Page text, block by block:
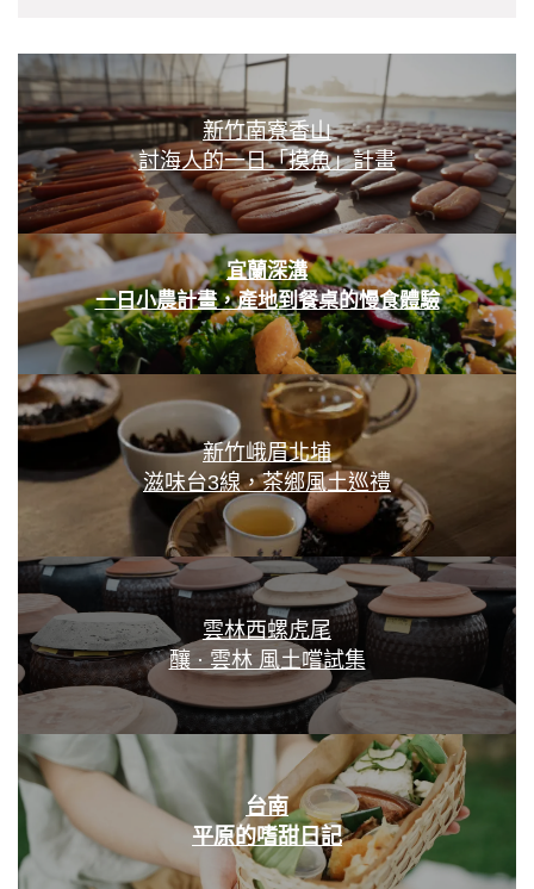
新竹南寮香山
討海人的一日「摸魚」計畫
宜蘭深溝
一日小農計畫，產地到餐桌的慢食體驗
新竹峨眉北埔
滋味台3線，茶鄉風土巡禮
雲林西螺虎尾
釀 · 雲林 風土嚐試集
台南
平原的嗜甜日記